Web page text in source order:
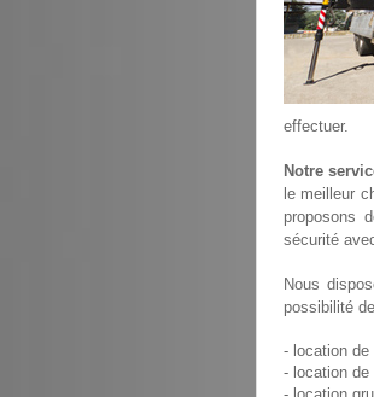
effectuer.
Notre
le meilleur
proposons
sécurité
Nous
possibilité
- location de
- location de